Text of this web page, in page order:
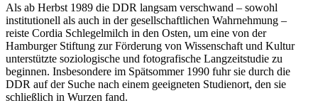
Als ab Herbst 1989 die DDR langsam verschwand – sowohl
institutionell als auch in der gesellschaftlichen Wahrnehmung –
reiste Cordia Schlegelmilch in den Osten, um eine von der
Hamburger Stiftung zur Förderung von Wissenschaft und Kultur
unterstützte soziologische und fotografische Langzeitstudie zu
beginnen. Insbesondere im Spätsommer 1990 fuhr sie durch die
DDR auf der Suche nach einem geeigneten Studienort, den sie
schließlich in Wurzen fand.